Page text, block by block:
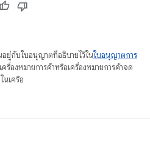
อยู่กับใบอนุญาตที่อธิบายไว้ในใบอนุญาตการ
องหมายการค้าหรือเครื่องหมายการค้าจด
เครือ